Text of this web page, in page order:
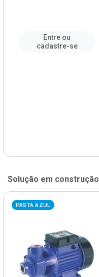
Entre ou
cadastre-se
Solução em construção
PASTA AZUL